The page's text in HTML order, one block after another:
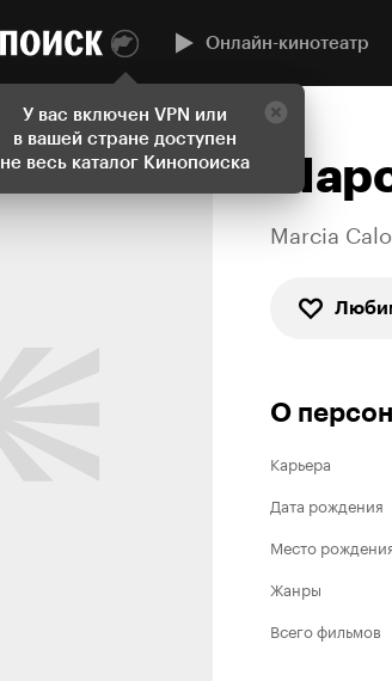
У вас включен VPN или
в вашей стране доступен
не весь каталог Кинопоиска
Онлайн-кинотеатр
Marcia
О
Карьера
Дата рождения
Место
Жанры
Всего фильмов